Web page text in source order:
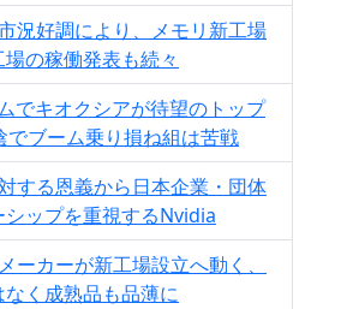
況好調により、メモリ新工場
の稼働発表も続々
でキオクシアが待望のトップ
でブーム乗り損ね組は苦戦
する恩義から日本企業・団体
シップを重視するNvidia
ーカーが新工場設立へ動く、
く成熟品も品薄に